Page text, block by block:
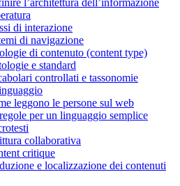
di interazione
di navigazione
di contenuto (content type)
e standard
controllati e tassonomie
leggono le persone sul web
per un linguaggio semplice
collaborativa
critique
e localizzazione dei contenuti